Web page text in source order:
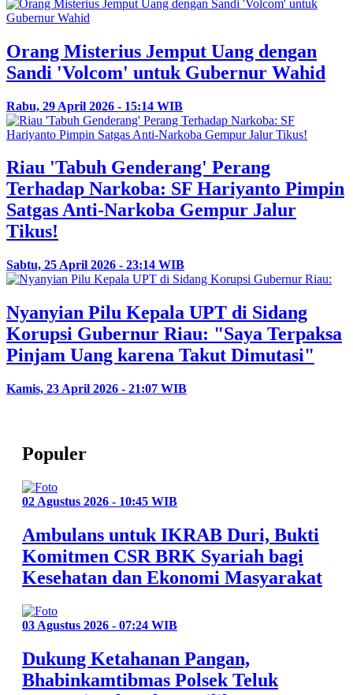
Orang Misterius Jemput Uang dengan
Sandi 'Volcom' untuk Gubernur Wahid
Rabu, 29 April 2026 - 15:14 WIB
Riau 'Tabuh Genderang' Perang
Terhadap Narkoba: SF Hariyanto Pimpin
Satgas Anti-Narkoba Gempur Jalur
Tikus!
Sabtu, 25 April 2026 - 23:14 WIB
Nyanyian Pilu Kepala UPT di Sidang
Korupsi Gubernur Riau: "Saya Terpaksa
Pinjam Uang karena Takut Dimutasi"
Kamis, 23 April 2026 - 21:07 WIB
Populer
02 Agustus 2026 - 10:45 WIB
Ambulans untuk IKRAB Duri, Bukti
Komitmen CSR BRK Syariah bagi
Kesehatan dan Ekonomi Masyarakat
03 Agustus 2026 - 07:24 WIB
Dukung Ketahanan Pangan,
Bhabinkamtibmas Polsek Teluk